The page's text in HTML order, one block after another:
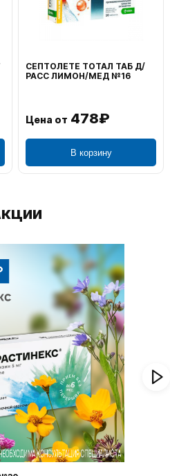
СЕПТОЛЕТЕ ТОТАЛ ТАБ Д/
РАСС ЛИМОН/МЕД №16
Цена от 478₽
В корзину